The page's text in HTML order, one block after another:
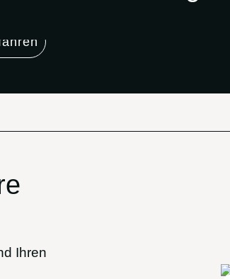
Ihren